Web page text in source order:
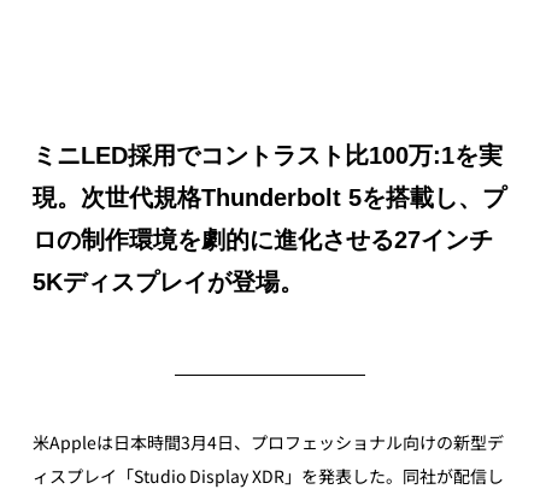
ミニLED採用でコントラスト比100万:1を実
現。次世代規格Thunderbolt 5を搭載し、プ
ロの制作環境を劇的に進化させる27インチ
5Kディスプレイが登場。
米Appleは日本時間3月4日、プロフェッショナル向けの新型デ
ィスプレイ「Studio Display XDR」を発表した。同社が配信し